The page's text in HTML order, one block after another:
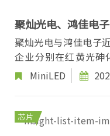
聚灿光电、鸿佳电
聚灿光电与鸿佳电子
企业分别在红黄光砷
要突破。 聚灿
MiniLED
芯片